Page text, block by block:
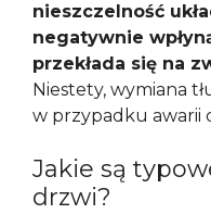
nieszczelność
negatywnie
przekłada się na
Niestety, wymiana
w przypadku awarii
Jakie są
drzwi?